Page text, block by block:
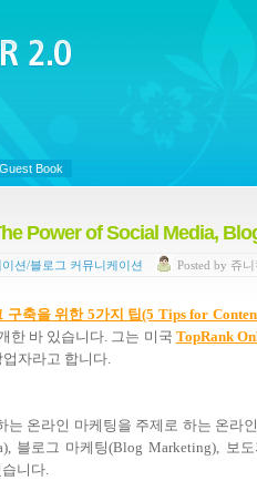
&
Guest Book
Power of Social Media,
션/블로그 커뮤니케이션 Posted by 쥬니
구축을 위한 5가지 팁(5 Tips for
한 바 있습니다. 그는 미국 TopRank
자라고 합니다.
는 온라인 마케팅을 주제로 하는 온라
블로그 마케팅(Blog Marketing), 보
니다.